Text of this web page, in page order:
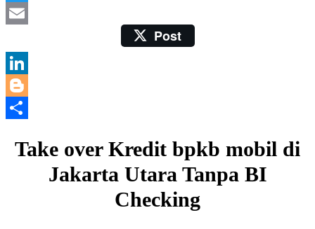
EmailPost
Take over Kredit bpkb mobil di
Jakarta Utara Tanpa BI
Checking